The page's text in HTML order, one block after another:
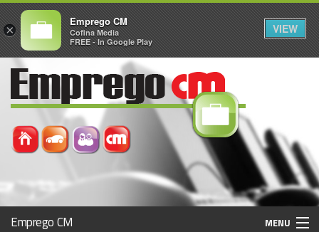
Emprego CM MENU
×
Emprego CM
Cofina Media
FREE - In Google Play
VIEW